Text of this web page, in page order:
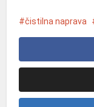
čistilna naprava